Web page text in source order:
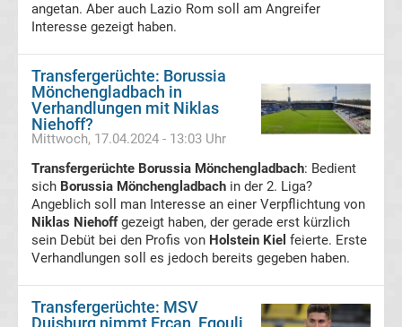
Youth
League
Fußball
Fußball
EM
angetan. Aber auch Lazio Rom soll am Angreifer
Interesse gezeigt haben.
Transfergerüchte: Borussia
Mönchengladbach in
Verhandlungen mit Niklas
Niehoff?
Mittwoch, 17.04.2024 - 13:03 Uhr
Transfergerüchte Borussia Mönchengladbach: Bedient
sich Borussia Mönchengladbach in der 2. Liga?
Angeblich soll man Interesse an einer Verpflichtung von
Niklas Niehoffgezeigt haben, der gerade erst kürzlich
sein Debüt bei den Profis von Holstein Kiel feierte. Erste
Verhandlungen soll es jedoch bereits gegeben haben.
Transfergerüchte: MSV
Duisburg nimmt Ercan, Egouli